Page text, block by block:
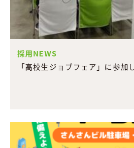
採用NEWS
「高校生ジョブフェア」に参加